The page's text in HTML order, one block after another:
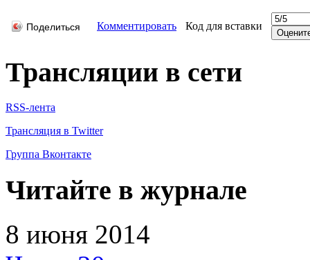
Поделиться Комментировать Код для вставки
Трансляции в сети
RSS-лента
Трансляция в Twitter
Группа Вконтакте
Читайте в журнале
8 июня 2014